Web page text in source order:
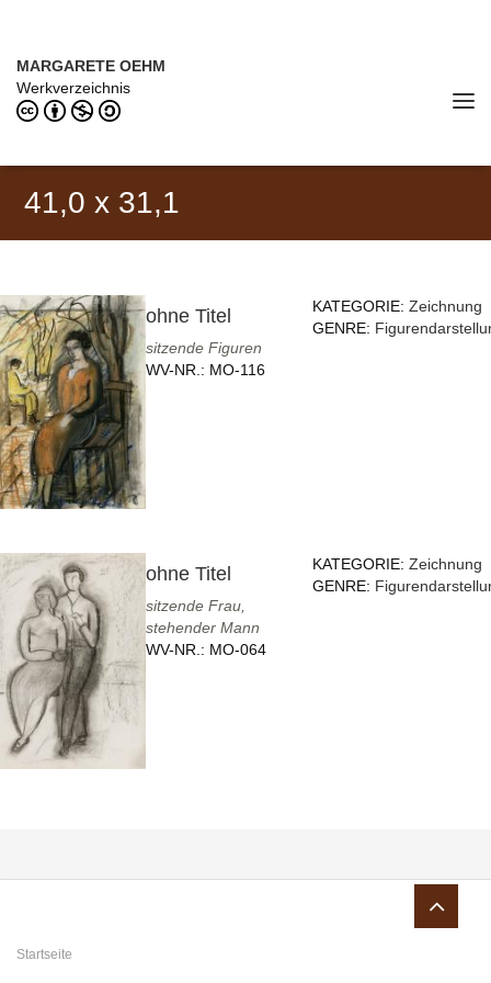
MARGARETE OEHM
Werkverzeichnis
41,0 x 31,1
ohne Titel
sitzende Figuren
WV-NR.: MO-116
KATEGORIE:Zeichnung
GENRE:
ohne Titel
sitzende Frau,
stehender Mann
WV-NR.: MO-064
KATEGORIE:Zeichnung
GENRE:
Sie sind hier
Startseite